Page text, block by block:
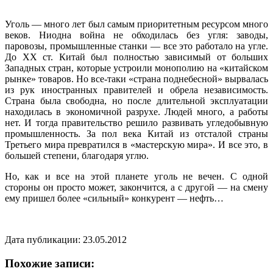
Уголь — много лет был самым приоритетным ресурсом много
веков. Ниодна война не обходилась без угля: заводы,
паровозы, промышленные станки — все это работало на угле.
До ХХ ст. Китай был полностью зависимый от больших
Западных стран, которые устроили монополию на «китайском
рынке» товаров. Но все-таки «страна поднебесной» вырвалась
из рук иностранных правителей и обрела независимость.
Страна была свободна, но после длительной эксплуатации
находилась в экономичной разрухе. Людей много, а работы
нет. И тогда правительство решило развивать угледобывную
промышленность. За пол века Китай из отсталой страны
Третьего мира превратился в «мастерскую мира». И все это, в
большей степени, благодаря углю.
Но, как и все на этой планете уголь не вечен. С одной
стороны он просто может, закончится, а с другой — на смену
ему пришел более «сильный» конкурент — нефть…
Дата публикации: 23.05.2012
Похожие записи: